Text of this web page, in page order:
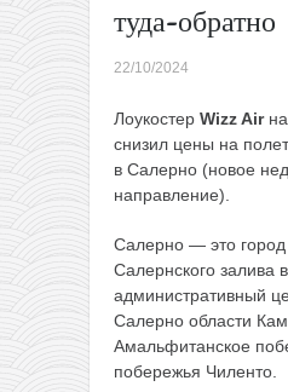
туда-обратно
22/10/2024
Лоукостер Wizz Air
снизил цены на
в Салерно (новое
направление).
Салерно — это город
Салернского залива
административный
Салерно области
Амальфитанское
побережья Чиленто.